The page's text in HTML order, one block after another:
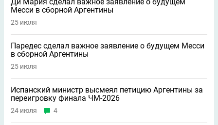
Месси в сборной Аргентины
25 июля
Паредес сделал важное заявление о будущем Месси
в сборной Аргентины
25 июля
Испанский министр высмеял петицию Аргентины за
переигровку финала ЧМ-2026
24 июля 4